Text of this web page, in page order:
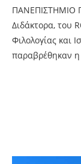
ΠΑΝΕΠΙΣΤΗΜΙΟ
Διδάκτορα, του
Φιλολογίας και
παραβρέθηκαν η